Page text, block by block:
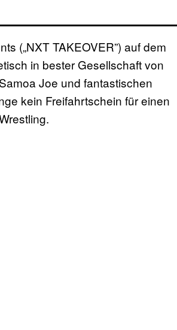
(„NXT TAKEOVER”) auf dem
in bester Gesellschaft von
Joe und fantastischen
kein Freifahrtschein für einen